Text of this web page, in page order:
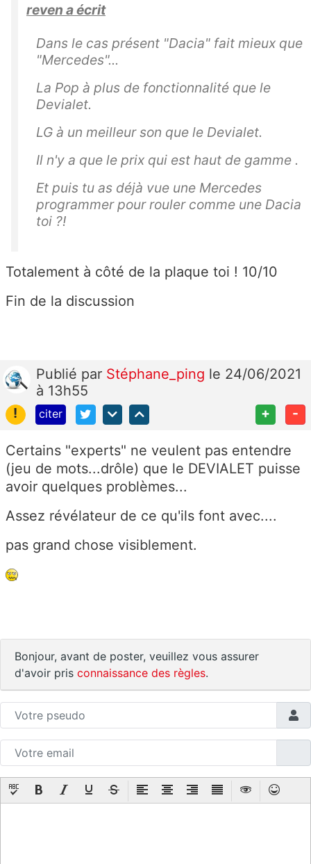
reven a écrit
Dans le cas présent "Dacia" fait mieux que
"Mercedes"...
La Pop à plus de fonctionnalité que le
Devialet.
LG à un meilleur son que le Devialet.
Il n'y a que le prix qui est haut de gamme .
Et puis tu as déjà vue une Mercedes
programmer pour rouler comme une Dacia
toi ?!
Totalement à côté de la plaque toi ! 10/10
Fin de la discussion
Publié par Stéphane_ping le 24/06/2021
à 13h55
!
citer + -
Certains "experts" ne veulent pas entendre
(jeu de mots...drôle) que le DEVIALET puisse
avoir quelques problèmes...
Assez révélateur de ce qu'ils font avec....
pas grand chose visiblement.
Bonjour, avant de poster, veuillez vous assurer
d'avoir pris connaissance des règles.